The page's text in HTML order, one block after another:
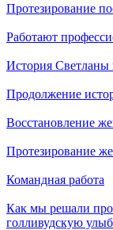
Протезирование
Работают
История Светланы
Продолжение
Восстановление
Протезирование
Командная работа
Как мы решали
голливудскую